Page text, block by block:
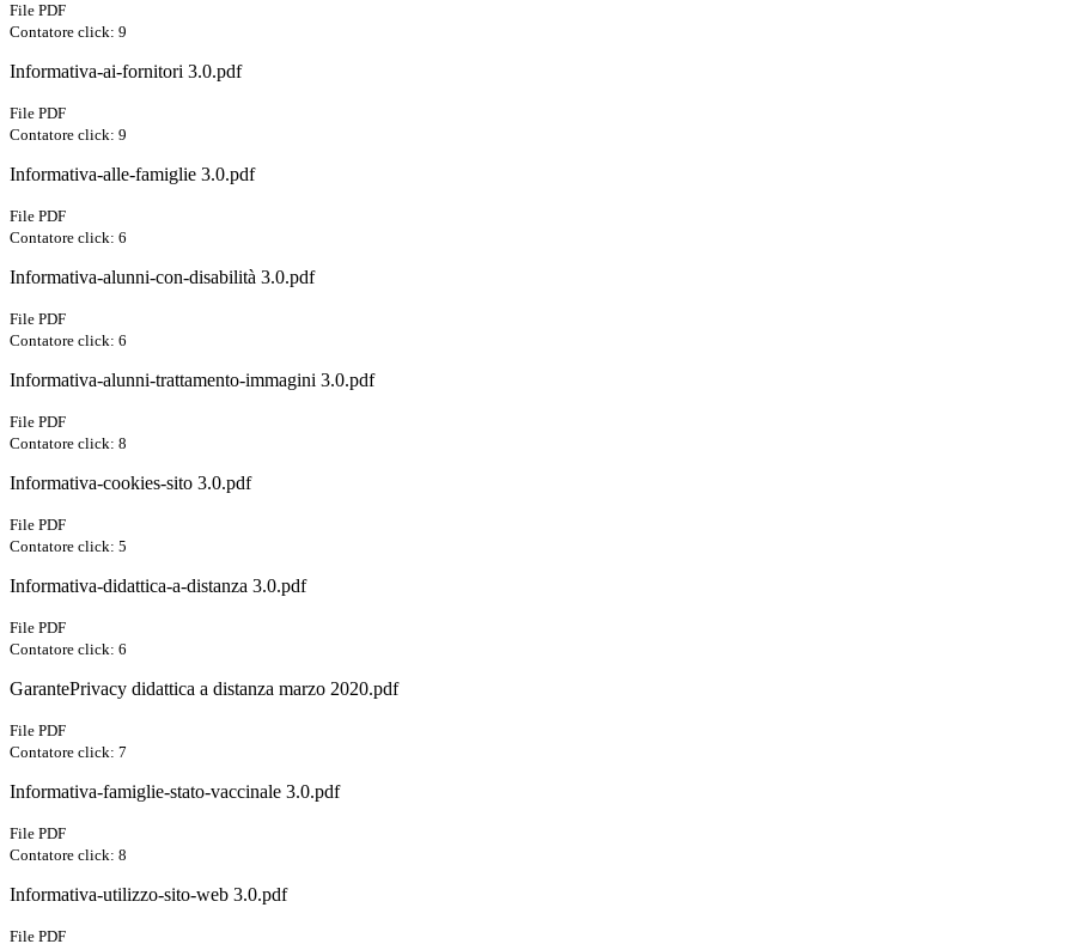
File PDF
Contatore click: 9
Informativa-ai-fornitori 3.0.pdf
File PDF
Contatore click: 9
Informativa-alle-famiglie 3.0.pdf
File PDF
Contatore click: 6
Informativa-alunni-con-disabilità 3.0.pdf
File PDF
Contatore click: 6
Informativa-alunni-trattamento-immagini 3.0.pdf
File PDF
Contatore click: 8
Informativa-cookies-sito 3.0.pdf
File PDF
Contatore click: 5
Informativa-didattica-a-distanza 3.0.pdf
File PDF
Contatore click: 6
GarantePrivacy didattica a distanza marzo 2020.pdf
File PDF
Contatore click: 7
Informativa-famiglie-stato-vaccinale 3.0.pdf
File PDF
Contatore click: 8
Informativa-utilizzo-sito-web 3.0.pdf
File PDF